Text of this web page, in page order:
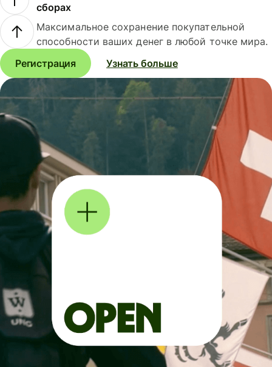
сборах
Максимальное сохранение покупательной
способности ваших денег в любой точке мира.
Регистрация
Узнать больше